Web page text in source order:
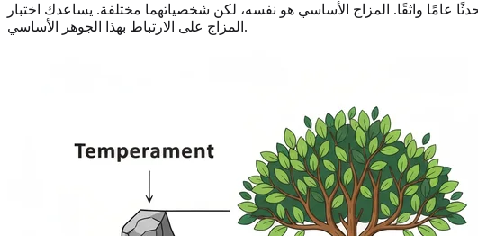
عامًا واثقًا. المزاج الأساسي هو نفسه، لكن شخصياتهما مختلفة. يساعدك اختبار
المزاج على الارتباط بهذا الجوهر الأساسي.